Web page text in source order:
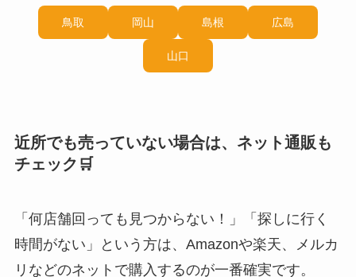
鳥取 岡山 島根 広島
山口
近所でも売っていない場合は、ネット通販も
チェック🛒
「何店舗回っても見つからない！」「探しに行く
時間がない」という方は、Amazonや楽天、メルカ
リなどのネットで購入するのが一番確実です。